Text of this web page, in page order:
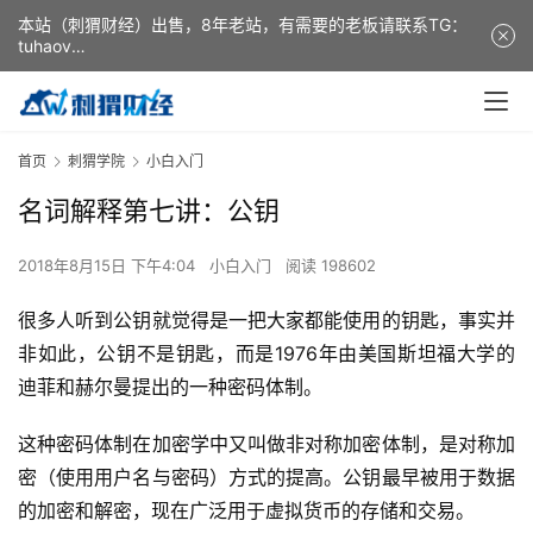
首页 刺猬学院 小白入门
名词解释第七讲：公钥
2018年8月15日 下午4:04 小白入门 阅读 198602
很多人听到公钥就觉得是一把大家都能使用的钥匙，事实并
非如此，公钥不是钥匙，而是1976年由美国斯坦福大学的
迪菲和赫尔曼提出的一种密码体制。
这种密码体制在加密学中又叫做非对称加密体制，是对称加
密（使用用户名与密码）方式的提高。公钥最早被用于数据
的加密和解密，现在广泛用于虚拟货币的存储和交易。
本站（刺猬财经）出售，8年老站，有需要的老板请联系TG：
tuhaov
This website (ciweicaijing) is for sale. It is a 8-year-old
website. If you need it, please contact TG: tuhaov